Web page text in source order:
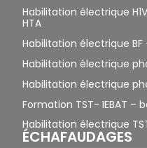
Habilitation électrique
HTA
Habilitation électrique BF
Habilitation électrique
Habilitation électrique
Formation TST- IEBAT –
Habilitation électrique
ÉCHAFAUDAGES